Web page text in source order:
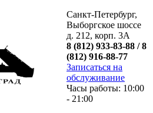
Санкт-Петербург,
Выборгское шоссе
д. 212, корп. 3А
8 (812) 933-83-88 / 8
(812) 916-88-77
Записаться на
обслуживание
Часы работы: 10:00
- 21:00